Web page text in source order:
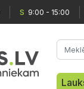
S 9:00 - 15:00